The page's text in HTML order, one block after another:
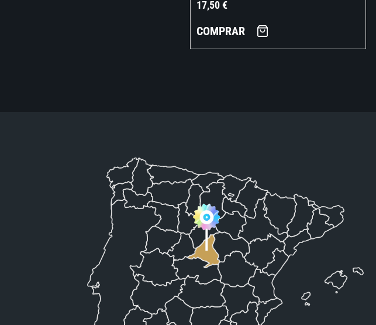
17,50€
COMPRAR